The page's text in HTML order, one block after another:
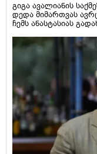
გიგა ავალიანის
დედა მიმართვას
ჩემს ანასტასიას